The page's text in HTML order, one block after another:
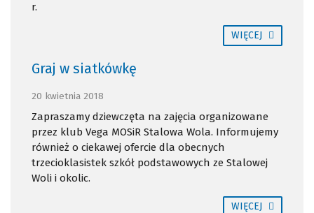
r.
WIĘCEJ
Graj w siatkówkę
20 kwietnia 2018
Zapraszamy dziewczęta na zajęcia organizowane
przez klub Vega MOSiR Stalowa Wola. Informujemy
również o ciekawej ofercie dla obecnych
trzecioklasistek szkół podstawowych ze Stalowej
Woli i okolic.
WIĘCEJ